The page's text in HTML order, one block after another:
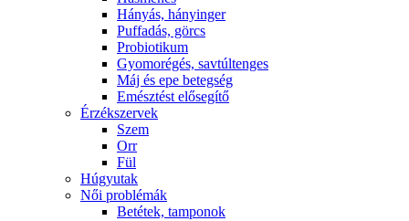
Hányás, hányinger
Puffadás, görcs
Probiotikum
Gyomorégés, savtúltenges
Máj és epe betegség
Emésztést elősegítő
Érzékszervek
Szem
Orr
Fül
Húgyutak
Női problémák
Betétek, tamponok